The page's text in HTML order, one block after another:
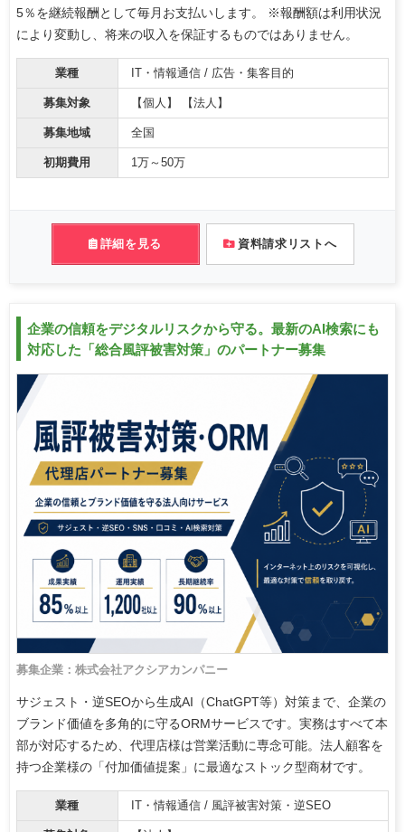
5％を継続報酬として毎月お支払いします。 ※報酬額は利用状況
により変動し、将来の収入を保証するものではありません。
業種 IT・情報通信 / 広告・集客目的
募集対象 【個人】 【法人】
募集地域 全国
初期費用 1万～50万
詳細を見る 資料請求リストへ
企業の信頼をデジタルリスクから守る。最新のAI検索にも
対応した「総合風評被害対策」のパートナー募集
募集企業：株式会社アクシアカンパニー
サジェスト・逆SEOから生成AI（ChatGPT等）対策まで、企業の
ブランド価値を多角的に守るORMサービスです。実務はすべて本
部が対応するため、代理店様は営業活動に専念可能。法人顧客を
持つ企業様の「付加価値提案」に最適なストック型商材です。
業種 IT・情報通信 / 風評被害対策・逆SEO